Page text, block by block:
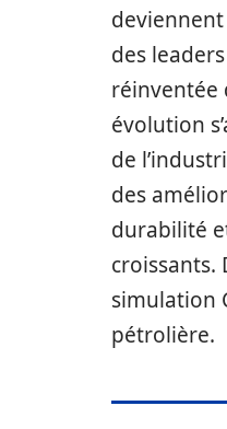
des
réinventée
évolution
de
des
durabilité
croissants.
simulation
pétrolière.